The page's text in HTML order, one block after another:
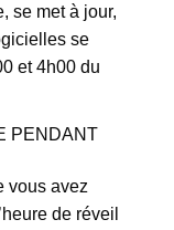
se met à jour,
se
et 4h00 du
PENDANT
vous avez
de réveil